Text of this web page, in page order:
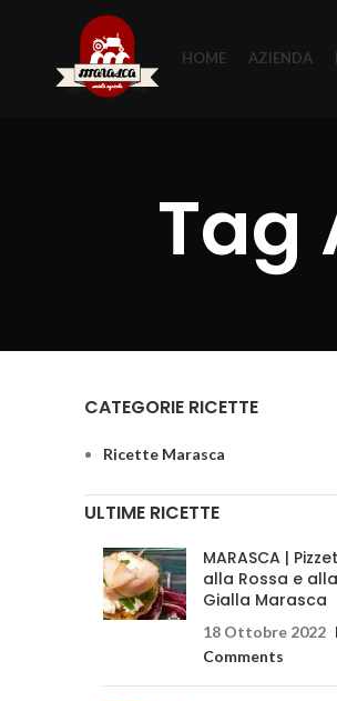
HOME AZIENDA
Tag
CATEGORIE RICETTE
Ricette Marasca
ULTIME RICETTE
MARASCA |
alla Rossa e alla
Gialla Marasca
18 Ottobre 2022
Comments